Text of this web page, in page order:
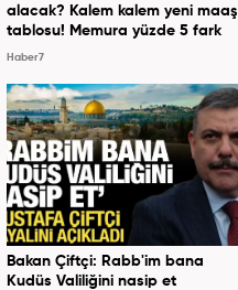
alacak? Kalem kalem yeni maaş
tablosu! Memura yüzde 5 fark
Haber7
Bakan Çiftçi: Rabb'im bana
Kudüs Valiliğini nasip et